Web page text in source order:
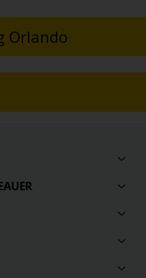
Orlando